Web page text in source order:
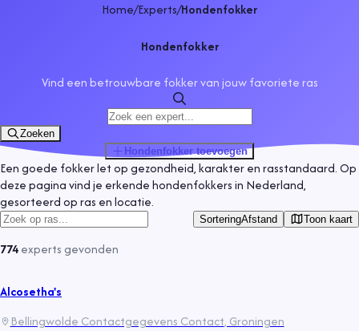
Home/Experts/Hondenfokker
Hondenfokker
Vind een betrouwbare fokker van jouw favoriete ras
Zoeken
Hondenfokkertoevoegen
Een goede fokker let op gezondheid, karakter en rasstandaard. Op
deze pagina vind je erkende hondenfokkers in Nederland,
gesorteerd op ras en locatie.
SorteringAfstand Toon kaart
774experts gevonden
Alcosetha's
Bellingwolde Contactgegevens Contact, Groningen